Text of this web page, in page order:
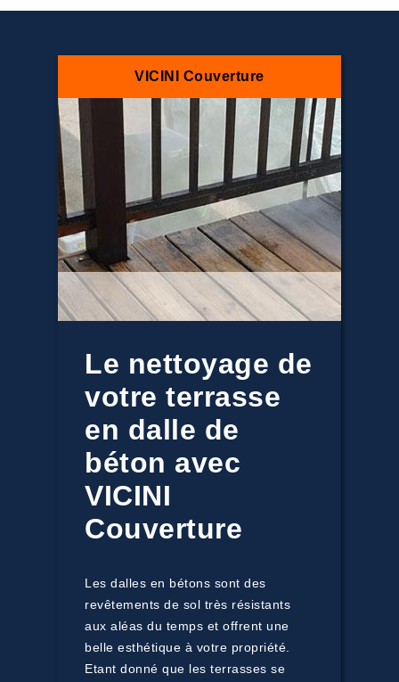
VICINI Couverture
Le nettoyage de
votre terrasse
en dalle de
béton avec
VICINI
Couverture
Les dalles en bétons sont des
revêtements de sol très résistants
aux aléas du temps et offrent une
belle esthétique à votre propriété.
Etant donné que les terrasses se